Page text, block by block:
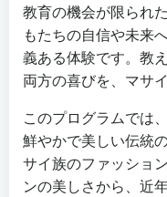
教育の機会が限られ
もたちの自信や未
義ある体験です。教
両方の喜びを、マサ
このプログラムでは
鮮やかで美しい伝統
サイ族のファッショ
ンの美しさから、近